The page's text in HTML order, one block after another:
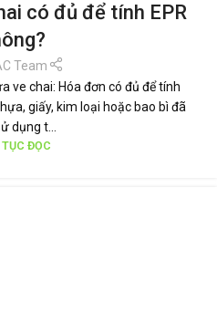
,THƯƠNG HIỆU BỀN VỮNG ,TIN TỨC
có đủ để tính EPR
Team
ve chai: Hóa đơn có đủ để tính
giấy, kim loại hoặc bao bì đã
dụng t...
ĐỌC